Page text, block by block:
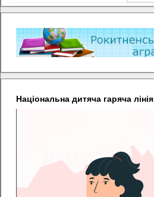
Національна дитяча гаряча лінія